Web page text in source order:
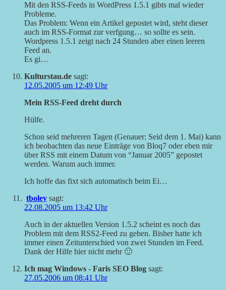
Mit den RSS-Feeds in WordPress 1.5.1 gibts mal wieder
Probleme.
Das Problem: Wenn ein Artikel gepostet wird, steht dieser
auch im RSS-Format zur verfgung… so sollte es sein.
Wordpress 1.5.1 zeigt nach 24 Stunden aber einen leeren
Feed an.
Es gi…
Kulturstau.de sagt:
12.05.2005 um 12:49 Uhr
Mein RSS-Feed dreht durch
Hülfe.
Schon seid mehreren Tagen (Genauer: Seid dem 1. Mai) kann
ich beobachten das neue Einträge von Bloq7 oder eben mir
über RSS mit einem Datum von “Januar 2005” gepostet
werden. Warum auch immer.
Ich hoffe das fixt sich automatisch beim Ei…
tboley sagt:
22.08.2005 um 13:42 Uhr
Auch in der aktuellen Version 1.5.2 scheint es noch das
Problem mit dem RSS2-Feed zu geben. Bisher hatte ich
immer einen Zeitunterschied von zwei Stunden im Feed.
Dank der Hilfe hier nicht mehr 🙂
Ich mag Windows - Faris SEO Blog sagt:
27.05.2006 um 08:41 Uhr